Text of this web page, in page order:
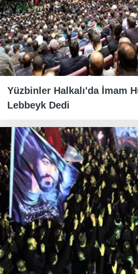
Yüzbinler Halkalı'da İmam
Lebbeyk Dedi